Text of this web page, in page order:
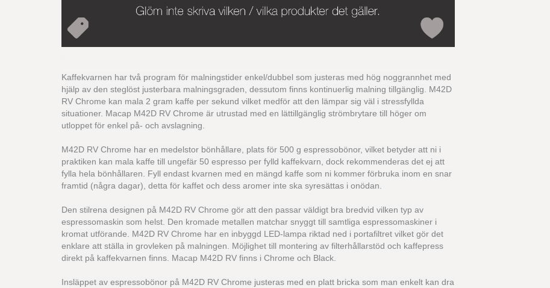
Kaffekvarnen har två program för malningstider enkel/dubbel som justeras med hög noggrannhet med
hjälp av den steglöst justerbara malningsgraden, dessutom finns kontinuerlig malning tillgänglig. M42D
RV Chrome kan mala 2 gram kaffe per sekund vilket medför att den lämpar sig väl i stressfyllda
situationer. Macap M42D RV Chrome är utrustad med en lättillgänglig strömbrytare till höger om
utloppet för enkel på- och avslagning.
M42D RV Chrome har en medelstor bönhållare, plats för 500 g espressobönor, vilket betyder att ni i
praktiken kan mala kaffe till ungefär 50 espresso per fylld kaffekvarn, dock rekommenderas det ej att
fylla hela bönhållaren. Fyll endast kvarnen med en mängd kaffe som ni kommer förbruka inom en snar
framtid (några dagar), detta för kaffet och dess aromer inte ska syresättas i onödan.
Den stilrena designen på M42D RV Chrome gör att den passar väldigt bra bredvid vilken typ av
espressomaskin som helst. Den kromade metallen matchar snyggt till samtliga espressomaskiner i
kromat utförande. M42D RV Chrome har en inbyggd LED-lampa riktad ned i portafiltret vilket gör det
enklare att ställa in grovleken på malningen. Möjlighet till montering av filterhållarstöd och kaffepress
direkt på kaffekvarnen finns. Macap M42D RV finns i Chrome och Black.
Insläppet av espressobönor på M42D RV Chrome justeras med en platt bricka som man enkelt kan dra